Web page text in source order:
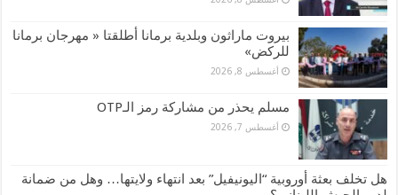
بيروت ماراثون وبلدية برمانا أطلقتا « مهرجان برمانا
للركض»
أغسطس 8, 2026
مسلم يحذر من مشاركة رمز الـOTP
أغسطس 7, 2026
هل تخلف بعثة أوروبية “اليونيفيل” بعد انتهاء ولايتها… وهل من ضمانة